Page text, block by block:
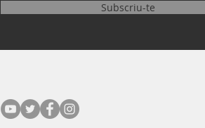
Subscriu-te